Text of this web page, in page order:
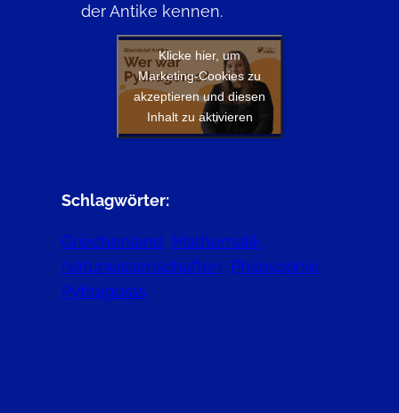
der Antike kennen.
Klicke hier, um
Marketing-Cookies zu
akzeptieren und diesen
Inhalt zu aktivieren
Schlagwörter:
Griechenland Mathematik
Naturwissenschaften
Philosophie
Pythagoras